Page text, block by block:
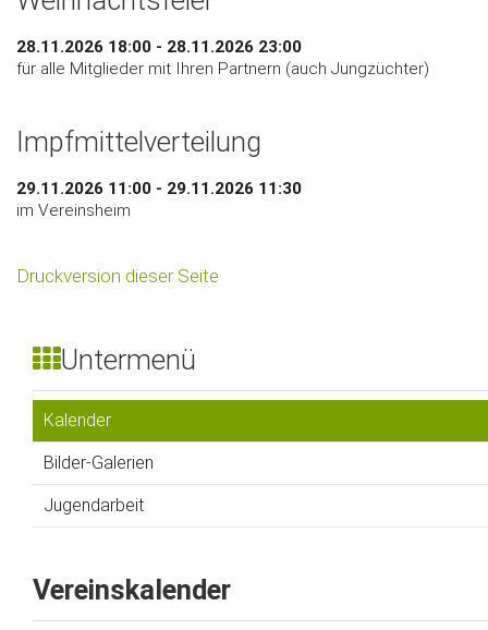
28.11.2026 18:00 - 28.11.2026 23:00
für alle Mitglieder mit Ihren Partnern (auch Jungzüchter)
Impfmittelverteilung
29.11.2026 11:00 - 29.11.2026 11:30
im Vereinsheim
Druckversion dieser Seite
Untermenü
Kalender
Bilder-Galerien
Jugendarbeit
Vereinskalender